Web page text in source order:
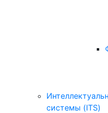
системы (ITS)